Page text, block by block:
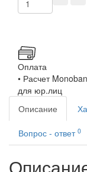
Оплата
• Расчет
для юр.лиц
Описание
Вопрос - ответ 0